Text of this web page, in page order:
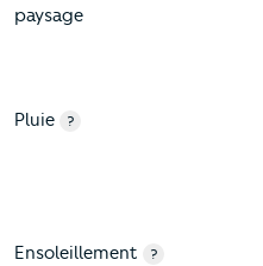
paysage
Pluie ?
Ensoleillement ?